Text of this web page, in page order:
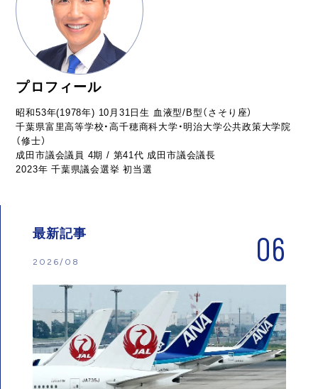
プロフィール
昭和53年(1978年) 10月31日生 血液型/B型（さそり座）
千葉県富里高等学校・高千穂商科大学・明治大学公共政策大学院
（修士）
成田市議会議員 4期 / 第41代 成田市議会議長
2023年 千葉県議会選挙 初当選
最新記事
2026/08 06